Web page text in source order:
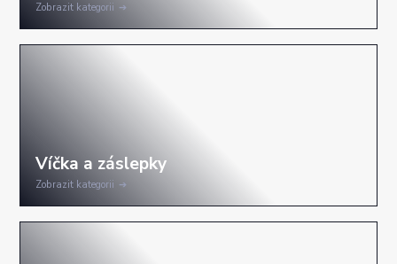
Zobrazit kategorii
Zobrazit kategorii